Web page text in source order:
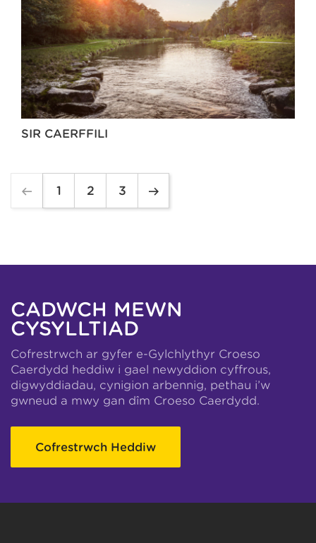
SIR CAERFFILI
1 2 3
CADWCH MEWN
CYSYLLTIAD
Cofrestrwch ar gyfer e-Gylchlythyr Croeso
Caerdydd heddiw i gael newyddion cyffrous,
digwyddiadau, cynigion arbennig, pethau i’w
gwneud a mwy gan dîm Croeso Caerdydd.
Cofrestrwch Heddiw